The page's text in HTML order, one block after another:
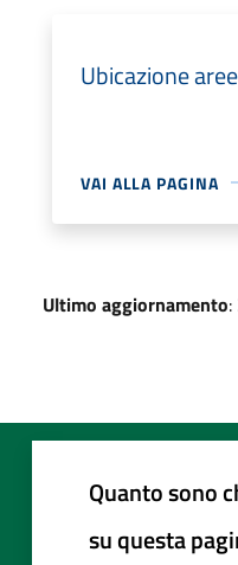
Ubicazione
VAI ALLA PAGINA
Ultimo aggiornamento
Quanto sono
su questa